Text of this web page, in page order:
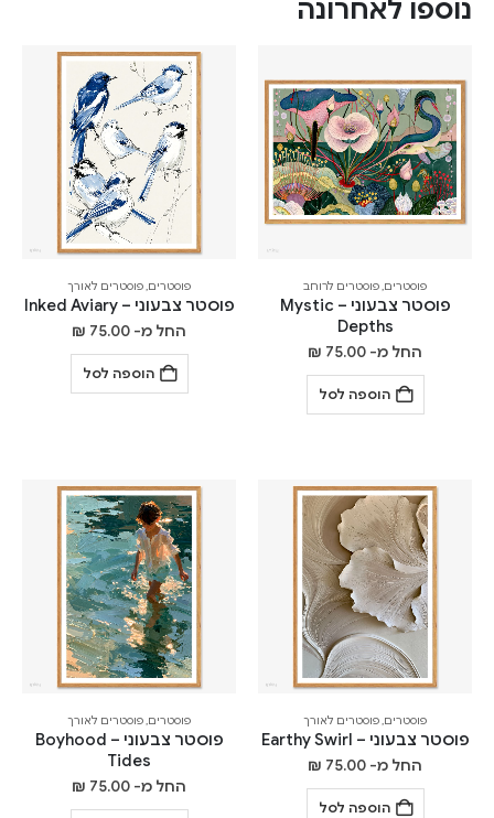
נוספו לאחרונה
פוסטרים,פוסטרים לרוחב
פוסטר צבעוני – Mystic
Depths
החל מ- ₪ 75.00
הוספה לסל
פוסטרים,פוסטרים לאורך
פוסטר צבעוני – Inked Aviary
החל מ- ₪ 75.00
הוספה לסל
פוסטרים,פוסטרים לאורך
פוסטר צבעוני – Earthy Swirl
החל מ- ₪ 75.00
הוספה לסל
פוסטרים,פוסטרים לאורך
פוסטר צבעוני – Boyhood
Tides
החל מ- ₪ 75.00